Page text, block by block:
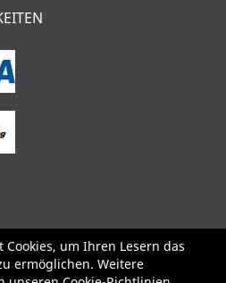
Cervélo BMC Orbea
Yeti
Komponenten Bekleidung
um Ihren Lesern das
ermöglichen. Weitere